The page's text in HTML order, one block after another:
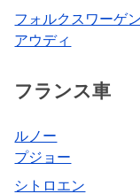
フォルクスワーゲン
アウディ
フランス車
ルノー
プジョー
シトロエン